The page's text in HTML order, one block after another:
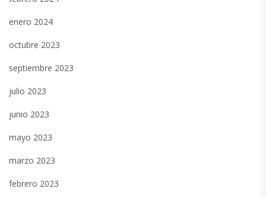
enero 2024
octubre 2023
septiembre 2023
julio 2023
junio 2023
mayo 2023
marzo 2023
febrero 2023